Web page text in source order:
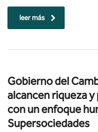
leer más
Gobierno del
alcancen riqueza
con un enfoque
Supersociedades